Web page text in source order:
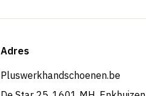
Adres
Pluswerkhandschoenen.be